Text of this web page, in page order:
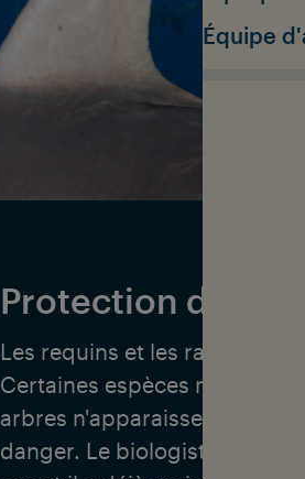
Équipe
Protection de
Les requins et les raies
Certaines espèces nageaient
arbres n'apparaissent sur
danger. Le biologiste marin